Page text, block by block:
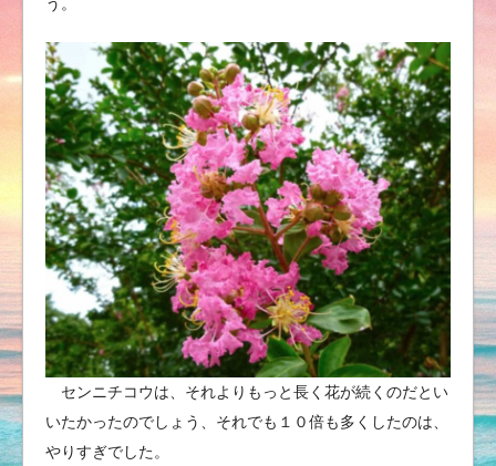
センニチコウは、それよりもっと長く花が続くのだとい
いたかったのでしょう、それでも１０倍も多くしたのは、
やりすぎでした。